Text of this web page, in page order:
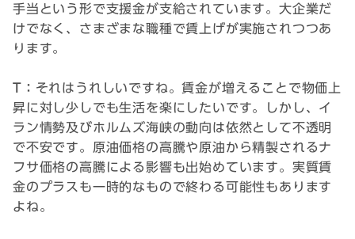
手当という形で支援金が支給されています。大企業だ
けでなく、さまざまな職種で賃上げが実施されつつあ
ります。
T： それはうれしいですね。賃金が増えることで物価上
昇に対し少しでも生活を楽にしたいです。しかし、イ
ラン情勢及びホルムズ海峡の動向は依然として不透明
で不安です。原油価格の高騰や原油から精製されるナ
フサ価格の高騰による影響も出始めています。実質賃
金のプラスも一時的なもので終わる可能性もあります
よね。